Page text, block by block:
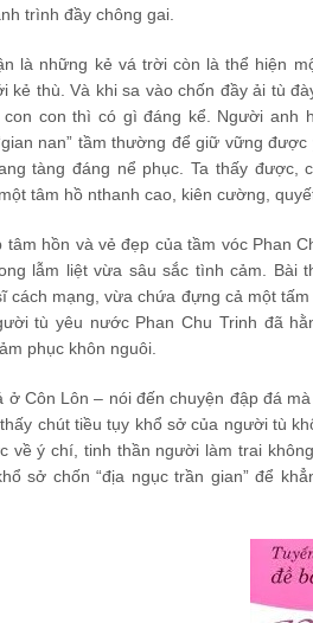
trình đầy chông gai.
là những kẻ vá trời còn là thể hiện
kẻ thù. Và khi sa vào chốn đầy ải tù
con con thì có gì đáng kể. Người anh
nan” tầm thường để giữ vững
tàng đáng nể phục. Ta thấy
tâm hồ nthanh cao, kiên cường,
tâm hồn và vẻ đẹp của tầm vóc Phan
lẫm liệt vừa sâu sắc tình cảm. Bài
cách mạng, vừa chứa đựng cả một
tù yêu nước Phan Chu Trinh đã
phục khôn nguôi.
ở Côn Lôn – nói đến chuyện đập đá
chút tiều tụy khổ sở của người tù
về ý chí, tinh thần người làm trai
sở chốn “địa ngục trần gian” để